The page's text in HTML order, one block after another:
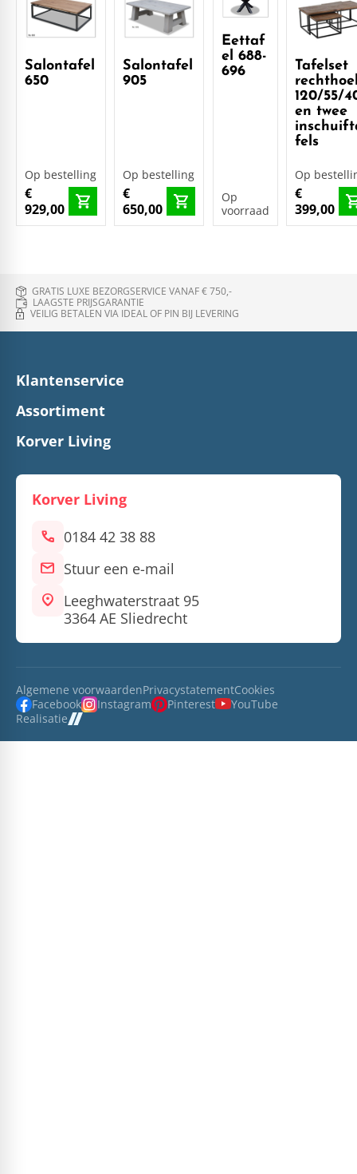
Salontafel
650
Op bestelling
€
929,00
Salontafel
905
Op bestelling
€
650,00
Eettaf
el 688-
696
Op
voorraad
Tafelset
120/55/
en twee
fels
Op
€
399,00
GRATIS LUXE BEZORGSERVICE VANAF € 750,-
LAAGSTE PRIJSGARANTIE
VEILIG BETALEN VIA IDEAL OF PIN BIJ LEVERING
Klantenservice
Assortiment
Korver Living
Korver Living
call 0184 42 38 88
mail Stuur een e-mail
location_on Leeghwaterstraat 95
3364 AE Sliedrecht
Algemene voorwaardenPrivacystatementCookies
Facebook
Instagram Pinterest
YouTube
Realisatie